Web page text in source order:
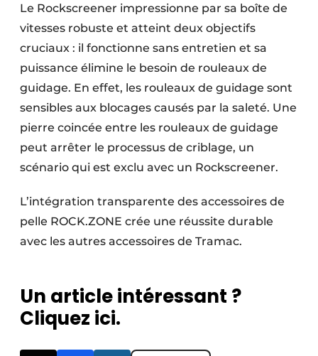
Le Rockscreener impressionne par sa boîte de
vitesses robuste et atteint deux objectifs
cruciaux : il fonctionne sans entretien et sa
puissance élimine le besoin de rouleaux de
guidage. En effet, les rouleaux de guidage sont
sensibles aux blocages causés par la saleté. Une
pierre coincée entre les rouleaux de guidage
peut arrêter le processus de criblage, un
scénario qui est exclu avec un Rockscreener.
L’intégration transparente des accessoires de
pelle ROCK.ZONE crée une réussite durable
avec les autres accessoires de Tramac.
Un article intéressant ?
Cliquez ici.